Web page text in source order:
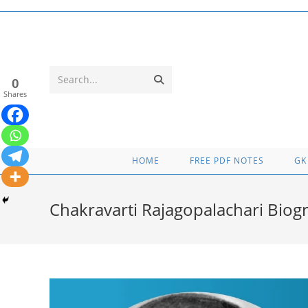
Skip
Search...
HOME FREE PDF NOTES
Chakravarti Rajagopalachari
0
Shares